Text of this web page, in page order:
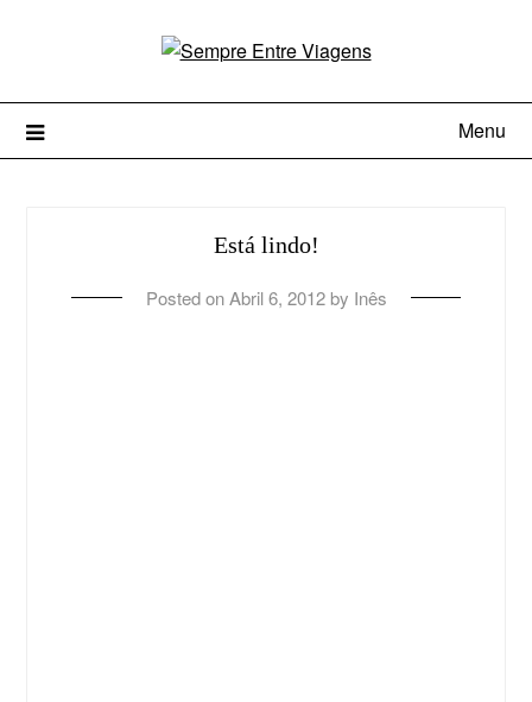
Menu
Está lindo!
Posted onAbril 6, 2012by Inês